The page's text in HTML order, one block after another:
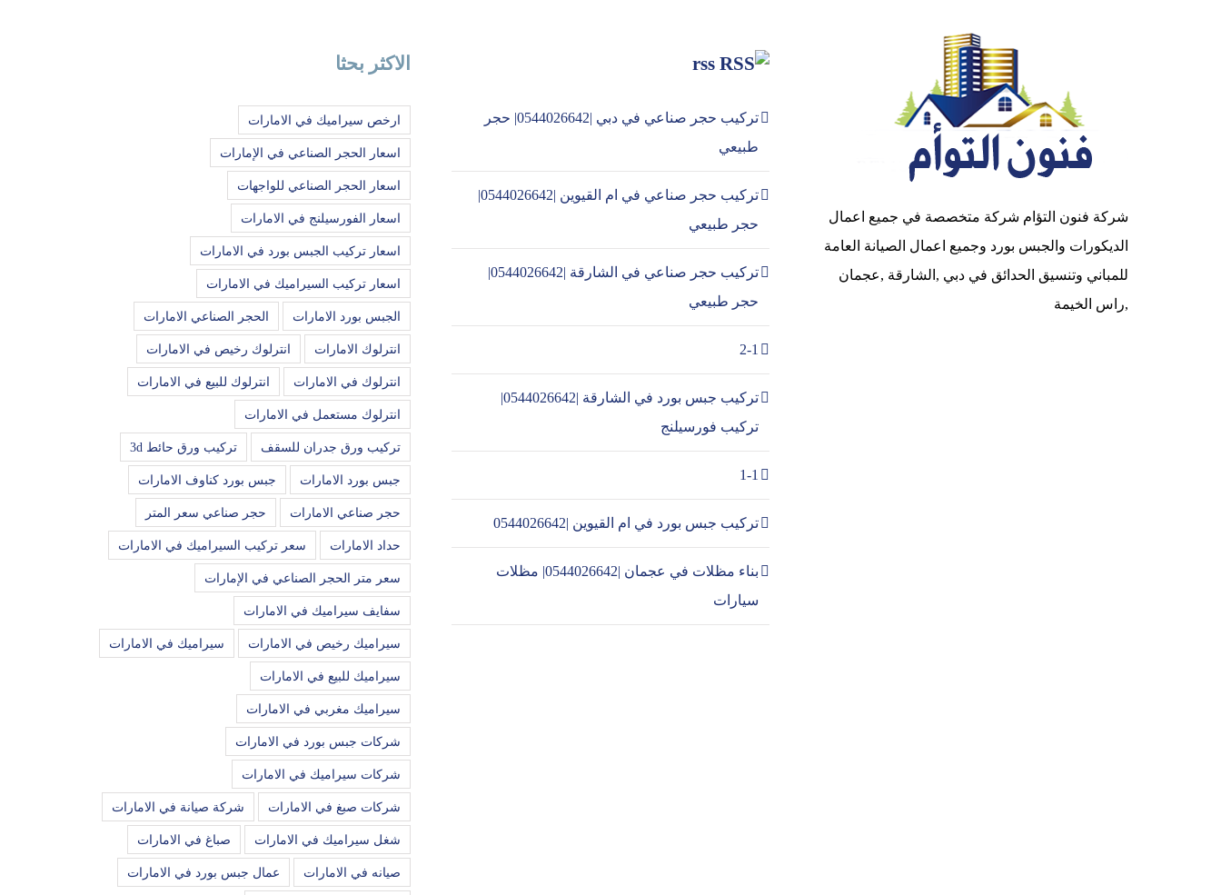
شركة فنون التؤام شركة متخصصة في جميع اعمال
الديكورات والجبس بورد وجميع اعمال الصيانة العامة
للمباني وتنسيق الحدائق في دبي ,الشارقة ,عجمان
,راس الخيمة
rss
تركيب حجر صناعي في دبي |0544026642| حجر
طبيعي
تركيب حجر صناعي في ام القيوين |0544026642|
حجر طبيعي
تركيب حجر صناعي في الشارقة |0544026642|
حجر طبيعي
2-1
تركيب جبس بورد في الشارقة |0544026642|
تركيب فورسيلنج
1-1
تركيب جبس بورد في ام القيوين |0544026642
بناء مظلات في عجمان |0544026642| مظلات
سيارات
الاكثر بحثا
ارخص سيراميك في الامارات
اسعار الحجر الصناعي في الإمارات
اسعار الحجر الصناعي للواجهات
اسعار الفورسيلنج في الامارات
اسعار تركيب الجبس بورد في الامارات
اسعار تركيب السيراميك في الامارات
الجبس بورد الامارات الحجر الصناعي الامارات
انترلوك الامارات انترلوك رخيص في الامارات
انترلوك في الامارات انترلوك للبيع في الامارات
انترلوك مستعمل في الامارات
تركيب ورق جدران للسقف تركيب ورق حائط 3d
جبس بورد الامارات جبس بورد كناوف الامارات
حجر صناعي الامارات حجر صناعي سعر المتر
حداد الامارات سعر تركيب السيراميك في الامارات
سعر متر الحجر الصناعي في الإمارات
سفايف سيراميك في الامارات
سيراميك رخيص في الامارات سيراميك في الامارات
سيراميك للبيع في الامارات
سيراميك مغربي في الامارات
شركات جبس بورد في الامارات
شركات سيراميك في الامارات
شركات صبغ في الامارات شركة صيانة في الامارات
شغل سيراميك في الامارات صباغ في الامارات
صيانه في الامارات عمال جبس بورد في الامارات